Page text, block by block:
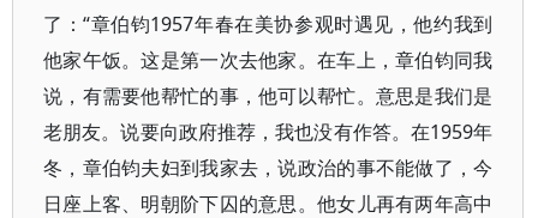
了：“章伯钧1957年春在美协参观时遇见，他约我到
他家午饭。这是第一次去他家。在车上，章伯钧同我
说，有需要他帮忙的事，他可以帮忙。意思是我们是
老朋友。说要向政府推荐，我也没有作答。在1959年
冬，章伯钧夫妇到我家去，说政治的事不能做了，今
日座上客、明朝阶下囚的意思。他女儿再有两年高中